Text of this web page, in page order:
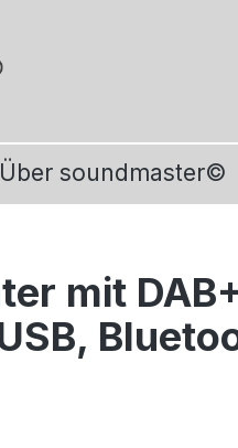
Über soundmaster©
mit